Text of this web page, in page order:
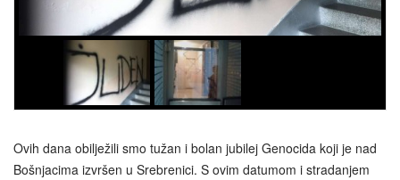
Ovih dana obilježili smo tužan i bolan jubilej Genocida koji je nad
Bošnjacima izvršen u Srebrenici. S ovim datumom i stradanjem